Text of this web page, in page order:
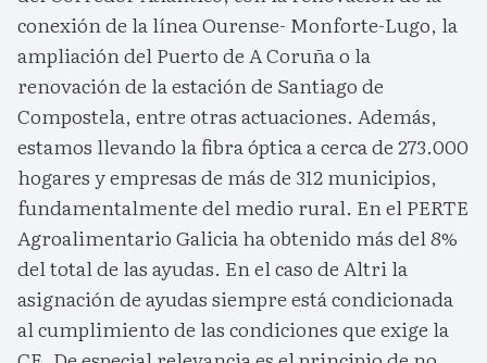
conexión de la línea Ourense- Monforte-Lugo, la
ampliación del Puerto de A Coruña o la
renovación de la estación de Santiago de
Compostela, entre otras actuaciones. Además,
estamos llevando la fibra óptica a cerca de 273.000
hogares y empresas de más de 312 municipios,
fundamentalmente del medio rural. En el PERTE
Agroalimentario Galicia ha obtenido más del 8%
del total de las ayudas. En el caso de Altri la
asignación de ayudas siempre está condicionada
al cumplimiento de las condiciones que exige la